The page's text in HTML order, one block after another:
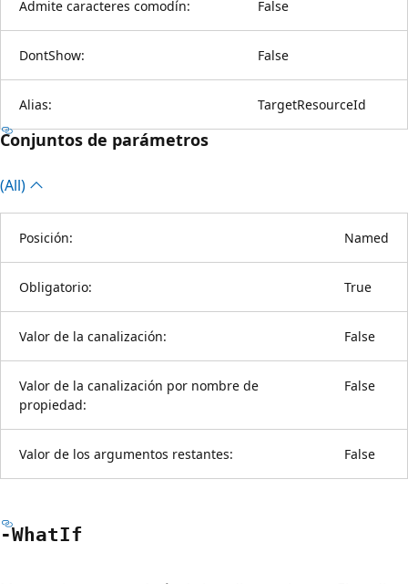
Admite caracteres comodín: False
DontShow: False
Alias: TargetResourceId
Conjuntos de parámetros
(All)
Posición: Named
Obligatorio: True
Valor de la canalización: False
Valor de la canalización por nombre de
propiedad:
False
Valor de los argumentos restantes: False
-WhatIf